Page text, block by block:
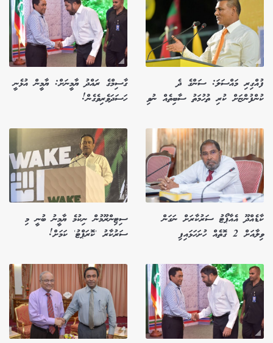
ފުއްގިރި މައްސަލަ: ސަންގެ ދެ
ކުންފުންޏަށް ކުރި ތުހުމަތު ސާބިތެއް ނުވި
ގާސިމްގެ ރައްދު ޔާމީނަށް: ޔާމީން އުޅެނީ
ހަސަދަވެރިވެގެން!
ކާޑެއްދޫ އެއާޕޯޓު ސަރުކާރަށް ނަގަން
ވިލާއަށް 2 ގޮތެއް ހުށަހަޅައިފި
ސިޓިންރޫމުން ނިކުމެ ޔާމީނު ބުނީ މި
ސަރުކާރު 'ކޮރަޕްޓު' ކަމަށް!